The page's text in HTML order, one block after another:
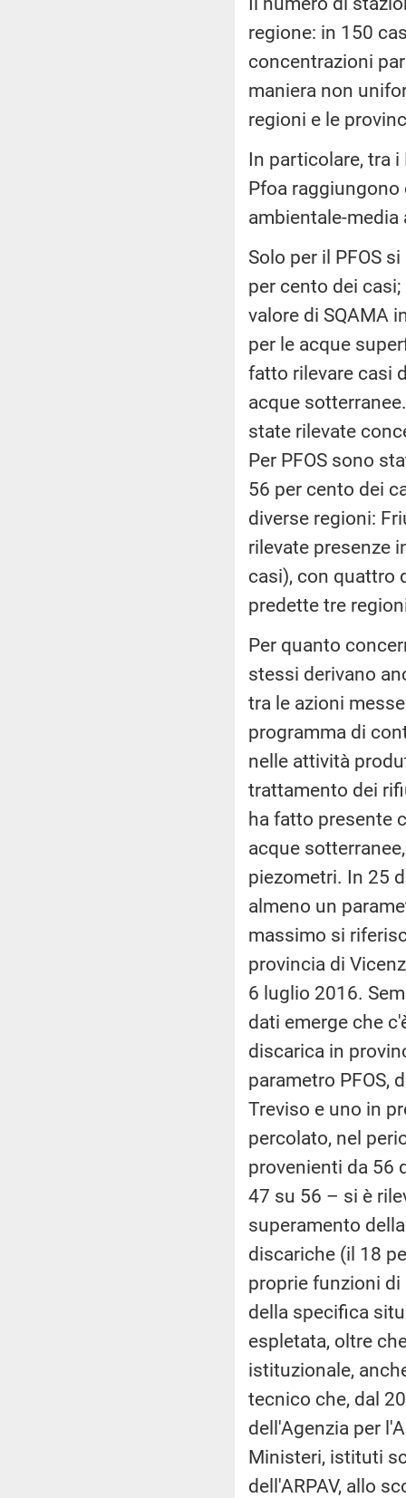
regione: in 150
concentrazioni
maniera non
regioni e le
In particolare, tra
Pfoa
ambientale-media
Solo per il PFOS
per cento dei
valore di SQAMA
per le acque
fatto rilevare casi
acque
state rilevate
Per PFOS sono
56 per cento dei
diverse regioni:
rilevate presenze
casi), con quattro
predette tre
Per quanto
stessi derivano
tra le azioni
programma di
nelle attività
trattamento dei
ha fatto presente
acque
piezometri. In 25
almeno un
massimo si
provincia di
6 luglio 2016.
dati emerge che
discarica in
parametro PFOS,
Treviso e uno in
percolato, nel
provenienti da 56
47 su 56 – si è
superamento
discariche (il 18
proprie funzioni
della specifica
espletata, oltre
istituzionale,
tecnico che, dal
dell'Agenzia per
Ministeri, istituti
dell'ARPAV, allo